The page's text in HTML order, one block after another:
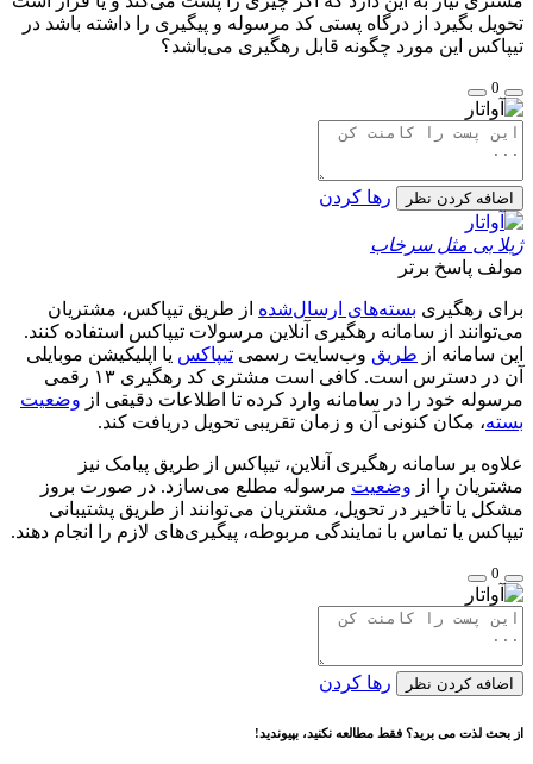
تحویل بگیرد از درگاه پستی کد مرسوله و پیگیری را داشته باشد در
تیپاکس این مورد چگونه قابل رهگیری می‌باشد؟
0
اضافه کردن نظر رها کردن
ژیلا بی مثل سرخاب
مولف پاسخ برتر
برای رهگیری بسته‌های ارسال‌شده از طریق تیپاکس، مشتریان
می‌توانند از سامانه رهگیری آنلاین مرسولات تیپاکس استفاده کنند.
این سامانه از طریق وب‌سایت رسمی تیپاکس یا اپلیکیشن موبایلی
آن در دسترس است. کافی است مشتری کد رهگیری ۱۳ رقمی
مرسوله خود را در سامانه وارد کرده تا اطلاعات دقیقی از وضعیت
بسته، مکان کنونی آن و زمان تقریبی تحویل دریافت کند.
علاوه بر سامانه رهگیری آنلاین، تیپاکس از طریق پیامک نیز
مشتریان را از وضعیت مرسوله مطلع می‌سازد. در صورت بروز
مشکل یا تأخیر در تحویل، مشتریان می‌توانند از طریق پشتیبانی
تیپاکس یا تماس با نمایندگی مربوطه، پیگیری‌های لازم را انجام دهند.
0
اضافه کردن نظر رها کردن
از بحث لذت می برید؟ فقط مطالعه نکنید، بپیوندید!